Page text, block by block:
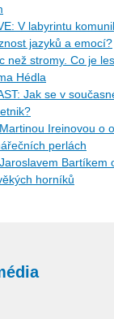
V labyrintu
jazyků a emocí?
než stromy. Co je
Hédla
Jak se v
Ireinovou o
perlách
horníků